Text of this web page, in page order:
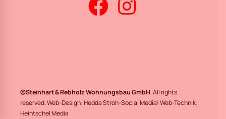
©Steinhart & Rebholz Wohnungsbau GmbH. All rights
reserved. Web-Design:Hedda Stroh-Social Media!Web-Technik:
Heintschel Media